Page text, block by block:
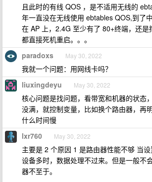
且此时的有线 QOS ，是不适用无线的
年一直没在无线使用 ebtables QOS,到了
在 AP 上，2.4G 至少有了 80+终端，还是
都直接死机重启。。。
paradoxs May 30, 2022
我就一个问题：用网线卡吗？
liuxingdeyu May 30, 2022
核心问题是找问题，看带宽和机器的状态
没满，就控制变量，比如换个路由器，再
什么时间慢
lxr760 May 30, 2022
主要是 2 个原因 1 是路由器性能不够 当
设备多时，数据处理不过来。但是一般不
器不至于。